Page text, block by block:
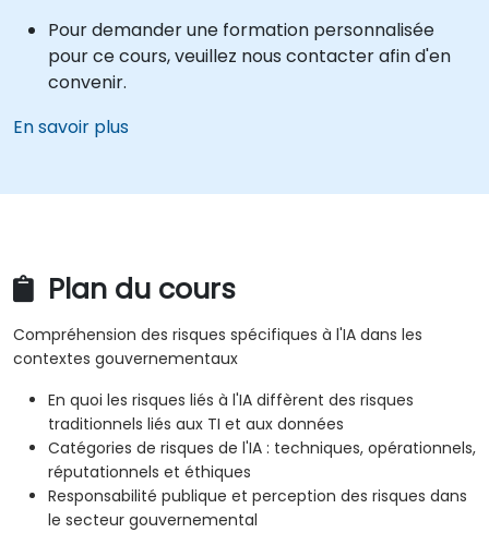
Pour demander une formation personnalisée
pour ce cours, veuillez nous contacter afin d'en
convenir.
En savoir plus
Plan du cours
Compréhension des risques spécifiques à l'IA dans les
contextes gouvernementaux
En quoi les risques liés à l'IA diffèrent des risques
traditionnels liés aux TI et aux données
Catégories de risques de l'IA : techniques, opérationnels,
réputationnels et éthiques
Responsabilité publique et perception des risques dans
le secteur gouvernemental